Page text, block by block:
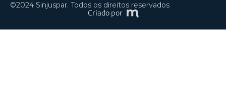
©2024 Sinjuspar. Todos os direitos reservados
Criado por